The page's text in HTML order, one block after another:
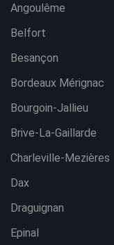
Angoulême
Belfort
Besançon
Bordeaux Mérignac
Bourgoin-Jallieu
Brive-La-Gaillarde
Charleville-Mezières
Dax
Draguignan
Epinal